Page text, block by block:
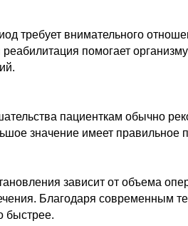
требует внимательного
помогает
пациенткам обычно
значение имеет правильное
зависит от объема
Благодаря современным
быстрее.